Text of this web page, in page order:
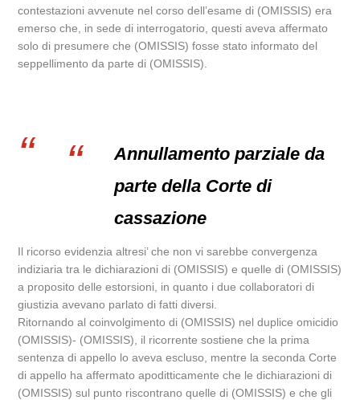
contestazioni avvenute nel corso dell’esame di (OMISSIS) era
emerso che, in sede di interrogatorio, questi aveva affermato
solo di presumere che (OMISSIS) fosse stato informato del
seppellimento da parte di (OMISSIS).
Annullamento parziale da
parte della Corte di
cassazione
Il ricorso evidenzia altresi’ che non vi sarebbe convergenza
indiziaria tra le dichiarazioni di (OMISSIS) e quelle di (OMISSIS)
a proposito delle estorsioni, in quanto i due collaboratori di
giustizia avevano parlato di fatti diversi.
Ritornando al coinvolgimento di (OMISSIS) nel duplice omicidio
(OMISSIS)- (OMISSIS), il ricorrente sostiene che la prima
sentenza di appello lo aveva escluso, mentre la seconda Corte
di appello ha affermato apoditticamente che le dichiarazioni di
(OMISSIS) sul punto riscontrano quelle di (OMISSIS) e che gli